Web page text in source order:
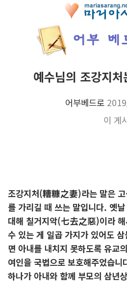
예수님의 조강지
어부베드로
이 게
조강지처(糟糠之妻)라는 말은
를 가리길 때 쓰는 말입니다. 옛
대해 칠거지악(七去之惡)이라
수 있는 게 일곱 가지가 있어도
면 아내를 내치지 못하도록 유교
여인을 국법으로 보호해주었습
하나가 아내와 함께 부모의 삼년